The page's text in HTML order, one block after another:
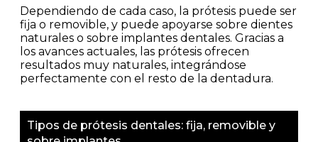
Dependiendo de cada caso, la prótesis puede ser
fija o removible, y puede apoyarse sobre dientes
naturales o sobre implantes dentales. Gracias a
los avances actuales, las prótesis ofrecen
resultados muy naturales, integrándose
perfectamente con el resto de la dentadura.
Tipos de prótesis dentales: fija, removible y